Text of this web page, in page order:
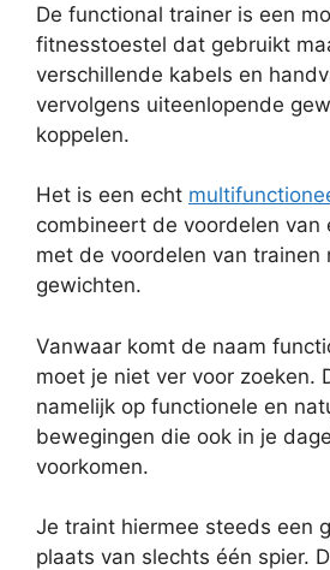
De functional trainer is een
fitnesstoestel dat gebruikt
verschillende kabels en
vervolgens uiteenlopende
koppelen.
Het is een echt
combineert de voordelen van
met de voordelen van trainen
gewichten.
Vanwaar komt de naam
moet je niet ver voor zoeken.
namelijk op functionele en
bewegingen die ook in je
voorkomen.
Je traint hiermee steeds een
plaats van slechts één spier.